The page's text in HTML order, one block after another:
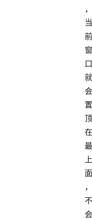
，
当
前
窗
口
就
会
置
顶
在
最
上
面
，
不
会